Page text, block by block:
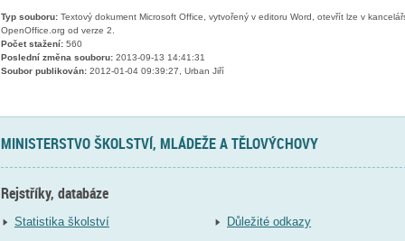
Typ souboru:Textový dokument Microsoft Office, vytvořený v editoru Word, otevřít lze v
OpenOffice.org od verze 2.
Počet stažení:560
Poslední změna souboru:2013-09-13 14:41:31
Soubor publikován:2012-01-04 09:39:27, Urban Jiří
MINISTERSTVO ŠKOLSTVÍ, MLÁDEŽE A TĚLOVÝCHOVY
Rejstříky, databáze
Statistika školství
Důležité odkazy